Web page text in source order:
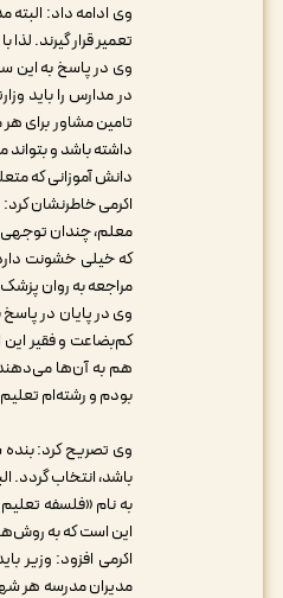
وی ادامه داد:
تعمیر قرار گیرند.
وی در پاسخ به این
در مدارس را باید
تامین مشاور برای
داشته باشد و
دانش آموزانی که
اکرمی خاطرنشان
معلم، چندان توجهی
که خیلی خشونت
مراجعه به روان
وی در پایان در پاسخ
کم‌بضاعت و فقیر این
بودم و رشته‌ام
وی تصریح کرد:
باشد، انتخاب گردد.
به نام «فلسفه
این است که به
اکرمی افزود: وزیر
مدیران مدرسه هر